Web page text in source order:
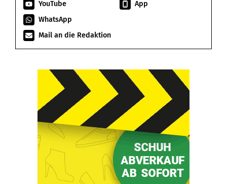
YouTube
App
WhatsApp
Mail an die Redaktion